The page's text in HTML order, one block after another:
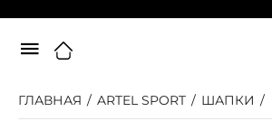
ГЛАВНАЯ / ARTEL SPORT / ШАПКИ /